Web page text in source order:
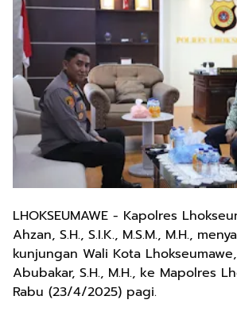
LHOKSEUMAWE - Kapolres
Ahzan, S.H., S.I.K., M.S.M., M.H.,
kunjungan Wali Kota
Abubakar, S.H., M.H., ke Mapolres
Rabu (23/4/2025) pagi.